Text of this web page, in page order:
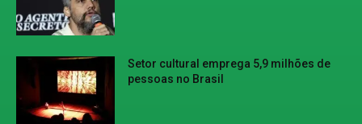
Setor cultural emprega 5,9 milhões de
pessoas no Brasil